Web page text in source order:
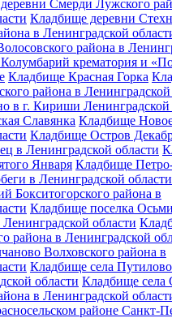
Смерди Лужского
Кладбище деревни
в Ленинградской
района в
крематория и
Кладбище Красная Горка
района в Ленинградской
в г. Кириши Ленинградской
Славянка Кладбище
Кладбище Остров
в Ленинградской области
Января Кладбище
в Ленинградской области
Бокситогорского района в
Кладбище поселка
области
района в Ленинградской
Волховского района в
Кладбище села
области Кладбище села
в Ленинградской
районе Санкт-